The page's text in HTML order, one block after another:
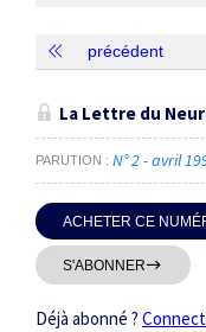
Thématiques
Dates
précédent
La Lettre du
PARUTION N° 2 - avril
ACHETER CE
S'ABONNER
Déjà abonné ?